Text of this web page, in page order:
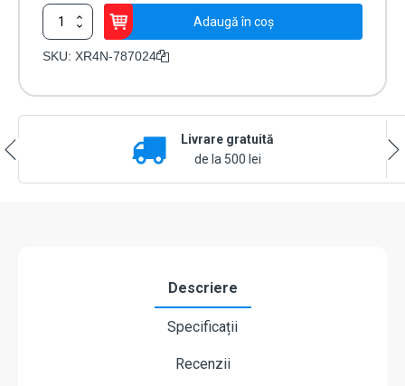
Cantitate
Receptor
extern
Adaugă în coș
SKU: XR4N-787024
Livrare gratuită
de la 500 lei
Descriere
Specificații
Recenzii